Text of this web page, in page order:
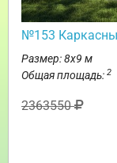
№153
Размер: 8х9 м
Общая площадь: 2
2363550